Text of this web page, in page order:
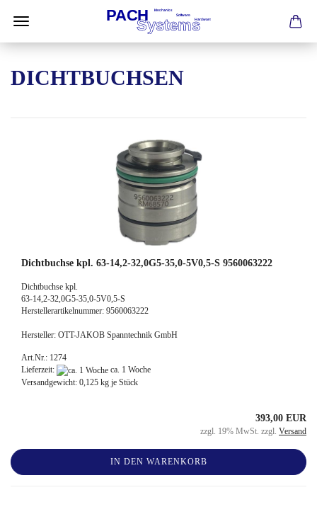
DICHTBUCHSEN
Dichtbuchse kpl. 63-14,2-32,0G5-35,0-5V0,5-S 9560063222
Dichtbuchse kpl.
63-14,2-32,0G5-35,0-5V0,5-S
Herstellerartikelnummer: 9560063222
Hersteller: OTT-JAKOB Spanntechnik GmbH
Art.Nr.: 1274
Lieferzeit:
ca. 1 Woche
Versandgewicht: 0,125 kg je Stück
393,00 EUR
zzgl. 19% MwSt. zzgl. Versand
IN DEN WARENKORB